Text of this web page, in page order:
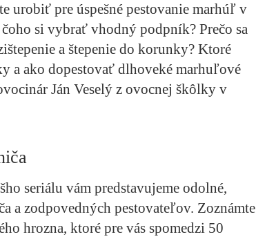
urobiť pre úspešné pestovanie marhúľ v
si vybrať vhodný podpník? Prečo sa
a štepenie do korunky? Ktoré
a ako dopestovať dlhoveké marhuľové
Ján Veselý z ovocnej škôlky v
seriálu vám predstavujeme odolné,
a zodpovedných pestovateľov. Zoznámte
hrozna, ktoré pre vás spomedzi 50